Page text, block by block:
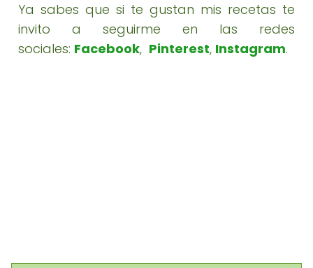
Ya sabes que si te gustan mis recetas te
invito a seguirme en las redes
sociales: Facebook, Pinterest, Instagram.